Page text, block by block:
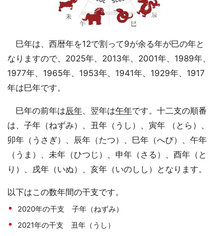
巳年は、西暦年を12で割って9が余る年が巳の年と
なりますので、2025年、2013年、2001年、1989年、
1977年、1965年、1953年、1941年、1929年、1917
年は巳年です。
巳年の前年は辰年、翌年は午年です。十二支の順番
は、子年（ねずみ）、丑年（うし）、寅年 （とら）、
卯年（うさぎ）、辰年（たつ）、巳年（へび）、午年
（うま）、未年（ひつじ）、申年（さる）、酉年（と
り）、戌年（いぬ）、亥年（いのしし）となります。
以下はこの数年間の干支です。
2020年の干支 子年（ねずみ）
2021年の干支 丑年（うし）